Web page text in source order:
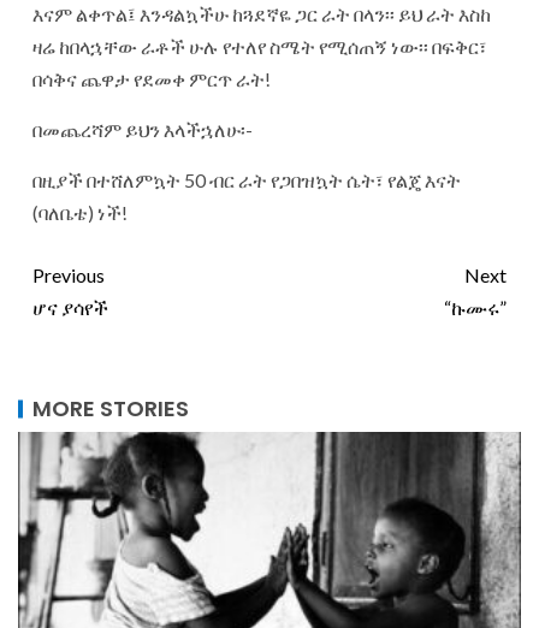
እናም ልቀጥል፤ እንዳልኳችሁ ከጓደኛዬ ጋር ራት በላን፡፡ ይህ ራት እስከ
ዛሬ ከበላኋቸው ራቶች ሁሉ የተለየ ስሜት የሚሰጠኝ ነው፡፡ በፍቅር፣
በሳቅና ጨዋታ የደመቀ ምርጥ ራት!
በመጨረሻም ይህን እላችኋለሁ፡-
በዚያች በተሸለምኳት 50 ብር ራት የጋበዝኳት ሴት፣ የልጄ እናት
(ባለቤቴ) ነች!
Previous
ሆና ያሳየች
Next
“ኩሙሩ”
MORE STORIES